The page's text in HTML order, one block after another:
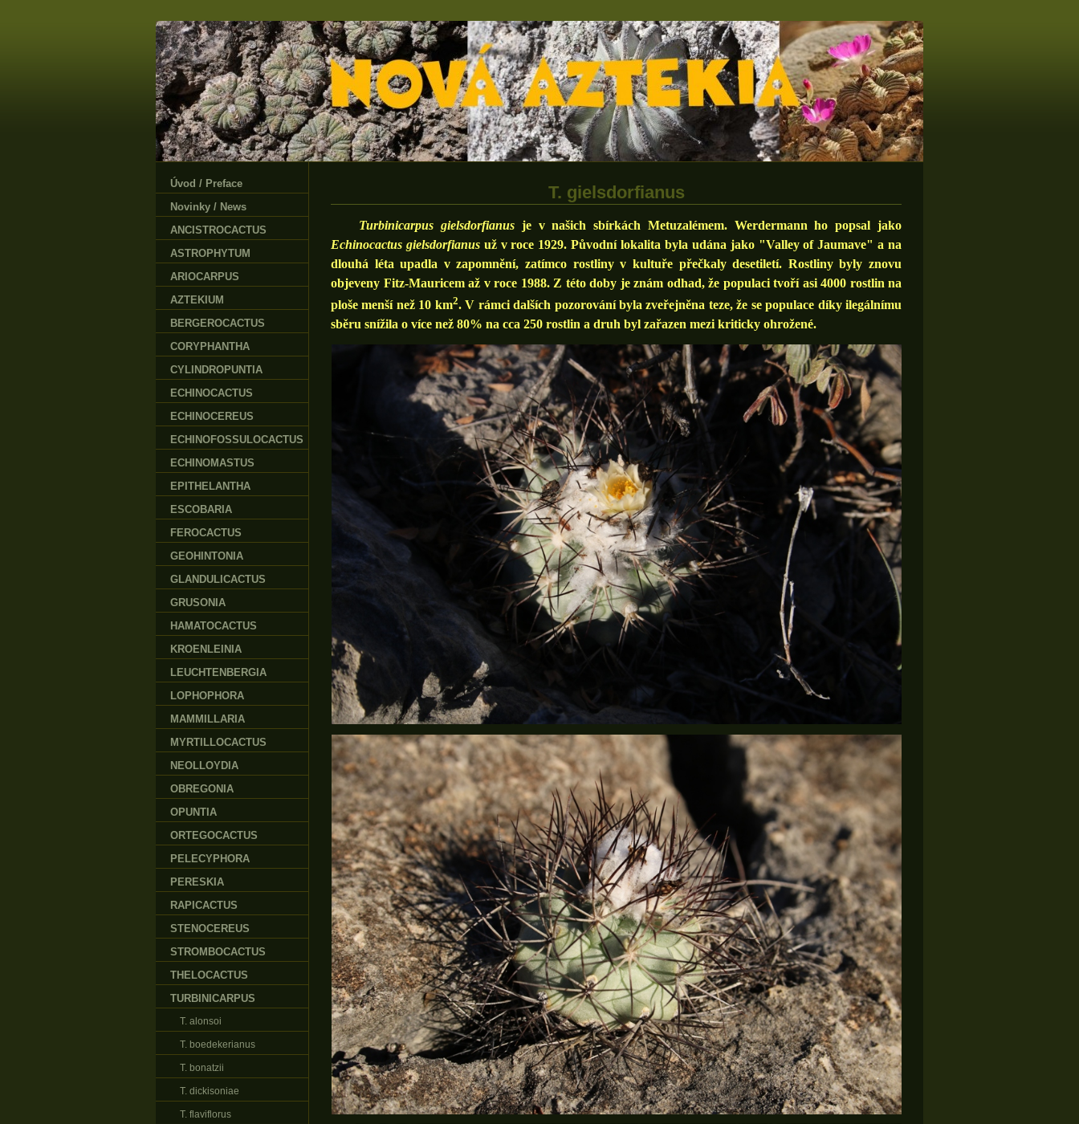
T. gielsdorfianus
Turbinicarpus gielsdorfianus je v našich sbírkách Metuzalémem. Werdermann ho popsal jako
Echinocactus gielsdorfianusuž v roce 1929. Původní lokalita byla udána jako "Valley of Jaumave" a na
dlouhá léta upadla v zapomnění, zatímco rostliny v kultuře přečkaly desetiletí. Rostliny byly znovu
objeveny Fitz-Mauricem až v roce 1988. Z této doby je znám odhad, že populaci tvoří asi 4000 rostlin na
ploše menší než 10 km2. V rámci dalších pozorování byla zveřejněna teze, že se populace díky ilegálnímu
sběru snížila o více než 80% na cca 250 rostlin a druh byl zařazen mezi kriticky ohrožené.
Úvod / Preface
Novinky / News
ANCISTROCACTUS
ASTROPHYTUM
ARIOCARPUS
AZTEKIUM
BERGEROCACTUS
CORYPHANTHA
CYLINDROPUNTIA
ECHINOCACTUS
ECHINOCEREUS
ECHINOFOSSULOCACTUS
ECHINOMASTUS
EPITHELANTHA
ESCOBARIA
FEROCACTUS
GEOHINTONIA
GLANDULICACTUS
GRUSONIA
HAMATOCACTUS
KROENLEINIA
LEUCHTENBERGIA
LOPHOPHORA
MAMMILLARIA
MYRTILLOCACTUS
NEOLLOYDIA
OBREGONIA
OPUNTIA
ORTEGOCACTUS
PELECYPHORA
PERESKIA
RAPICACTUS
STENOCEREUS
STROMBOCACTUS
THELOCACTUS
TURBINICARPUS
T. alonsoi
T. boedekerianus
T. bonatzii
T. dickisoniae
T. flaviflorus